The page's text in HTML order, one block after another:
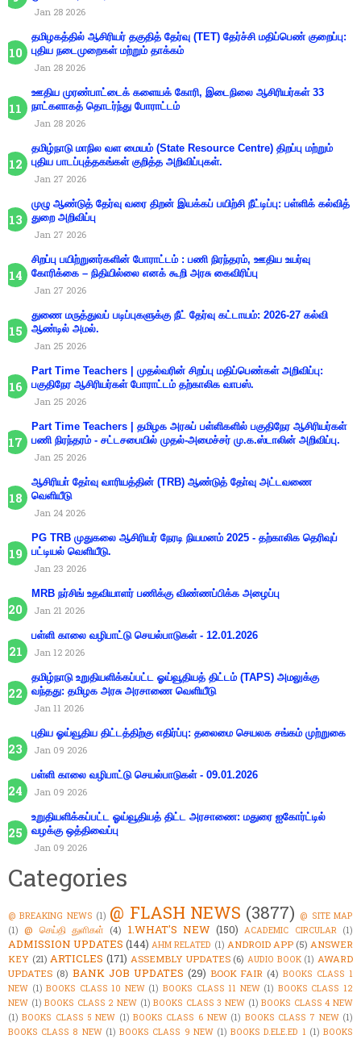
Jan 28 2026
தமிழகத்தில் ஆசிரியர் தகுதித் தேர்வு (TET) தேர்ச்சி மதிப்பெண் குறைப்பு:
புதிய நடைமுறைகள் மற்றும் தாக்கம்
Jan 28 2026
ஊதிய முரண்பாட்டைக் களையக் கோரி, இடைநிலை ஆசிரியர்கள் 33
நாட்களாகத் தொடர்ந்து போராட்டம்
Jan 28 2026
தமிழ்நாடு மாநில வள மையம் (State Resource Centre) திறப்பு மற்றும்
புதிய பாடப்புத்தகங்கள் குறித்த அறிவிப்புகள்.
Jan 27 2026
முழு ஆண்டுத் தேர்வு வரை திறன் இயக்கப் பயிற்சி நீட்டிப்பு: பள்ளிக் கல்வித்
துறை அறிவிப்பு
Jan 27 2026
சிறப்பு பயிற்றுனர்களின் போராட்டம் : பணி நிரந்தரம், ஊதிய உயர்வு
கோரிக்கை – நிதியில்லை எனக் கூறி அரசு கைவிரிப்பு
Jan 27 2026
துணை மருத்துவப் படிப்புகளுக்கு நீட் தேர்வு கட்டாயம்: 2026-27 கல்வி
ஆண்டில் அமல்.
Jan 25 2026
Part Time Teachers | முதல்வரின் சிறப்பு மதிப்பெண்கள் அறிவிப்பு:
பகுதிநேர ஆசிரியர்கள் போராட்டம் தற்காலிக வாபஸ்.
Jan 25 2026
Part Time Teachers | தமிழக அரசுப் பள்ளிகளில் பகுதிநேர ஆசிரியர்கள்
பணி நிரந்தரம் - சட்டசபையில் முதல்-அமைச்சர் மு.க.ஸ்டாலின் அறிவிப்பு.
Jan 25 2026
ஆசிரியா் தோ்வு வாரியத்தின் (TRB) ஆண்டுத் தோ்வு அட்டவணை
வெளியீடு
Jan 24 2026
PG TRB முதுகலை ஆசிரியர் நேரடி நியமனம் 2025 - தற்காலிக தெரிவுப்
பட்டியல் வெளியீடு.
Jan 23 2026
MRB நர்சிங் உதவியாளர் பணிக்கு விண்ணப்பிக்க அழைப்பு
Jan 21 2026
பள்ளி காலை வழிபாட்டு செயல்பாடுகள் - 12.01.2026
Jan 12 2026
தமிழ்நாடு உறுதியளிக்கப்பட்ட ஓய்வூதியத் திட்டம் (TAPS) அமலுக்கு
வந்தது: தமிழக அரசு அரசாணை வெளியீடு
Jan 11 2026
புதிய ஓய்வூதிய திட்டத்திற்கு எதிர்ப்பு: தலைமை செயலக சங்கம் முற்றுகை
Jan 09 2026
பள்ளி காலை வழிபாட்டு செயல்பாடுகள் - 09.01.2026
Jan 09 2026
உறுதியளிக்கப்பட்ட ஓய்வூதியத் திட்ட அரசாணை: மதுரை ஐகோர்ட்டில்
வழக்கு ஒத்திவைப்பு
Jan 09 2026
Categories
@ BREAKING NEWS (1) @ FLASH NEWS (3877) @ SITE MAP
(1) @ செய்தி துளிகள் (4) 1.WHAT'S NEW (150) ACADEMIC CIRCULAR (1)
ADMISSION UPDATES (144) AHM RELATED (1) ANDROID APP (5) ANSWER
KEY (21) ARTICLES (171) ASSEMBLY UPDATES (6) AUDIO BOOK (1) AWARD
UPDATES (8) BANK JOB UPDATES (29) BOOK FAIR (4) BOOKS CLASS 1
NEW (1) BOOKS CLASS 10 NEW (1) BOOKS CLASS 11 NEW (1) BOOKS CLASS 12
NEW (1) BOOKS CLASS 2 NEW (1) BOOKS CLASS 3 NEW (1) BOOKS CLASS 4 NEW
(1) BOOKS CLASS 5 NEW (1) BOOKS CLASS 6 NEW (1) BOOKS CLASS 7 NEW (1)
BOOKS CLASS 8 NEW (1) BOOKS CLASS 9 NEW (1) BOOKS D.ELE.ED 1 (1) BOOKS